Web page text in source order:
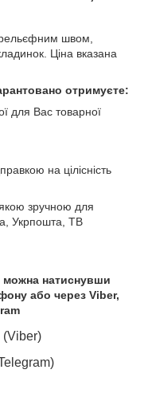
рельєфним швом,
Ціна вказана
отримуєте:
для Вас товарної
на цілісність
зручною для
Укрпошта, ТВ
можна натиснувши
або через Viber,
(Viber)